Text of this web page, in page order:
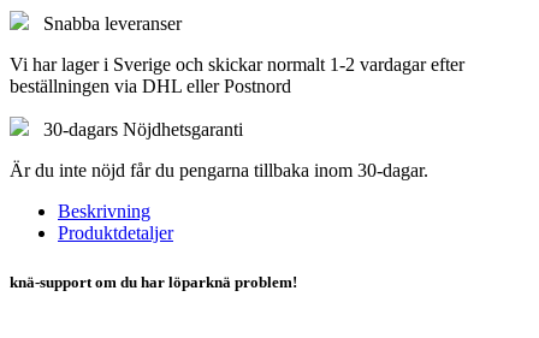
Snabba leveranser
Vi har lager i Sverige och skickar normalt 1-2 vardagar efter
beställningen via DHL eller Postnord
30-dagars Nöjdhetsgaranti
Är du inte nöjd får du pengarna tillbaka inom 30-dagar.
Beskrivning
Produktdetaljer
knä-support om du har löparknä problem!